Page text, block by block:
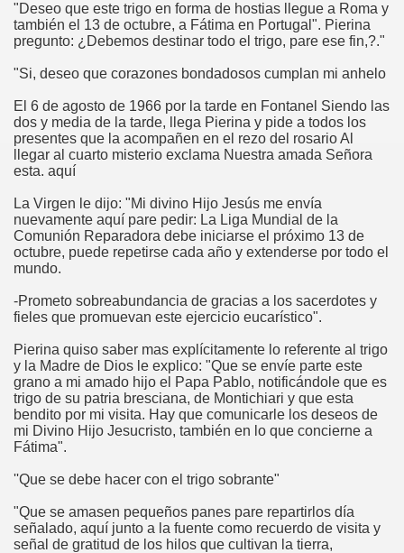
"Deseo que este trigo en forma de hostias llegue a Roma y
también el 13 de octubre, a Fátima en Portugal". Pierina
pregunto: ¿Debemos destinar todo el trigo, pare ese fin,?."
"Si, deseo que corazones bondadosos cumplan mi anhelo
El 6 de agosto de 1966 por la tarde en Fontanel Siendo las
dos y media de la tarde, llega Pierina y pide a todos los
presentes que la acompañen en el rezo del rosario Al
llegar al cuarto misterio exclama Nuestra amada Señora
esta. aquí
La Virgen le dijo: "Mi divino Hijo Jesús me envía
nuevamente aquí pare pedir: La Liga Mundial de la
Comunión Reparadora debe iniciarse el próximo 13 de
octubre, puede repetirse cada año y extenderse por todo el
mundo.
-Prometo sobreabundancia de gracias a los sacerdotes y
fieles que promuevan este ejercicio eucarístico".
Pierina quiso saber mas explícitamente lo referente al trigo
y la Madre de Dios le explico: "Que se envíe parte este
grano a mi amado hijo el Papa Pablo, notificándole que es
trigo de su patria bresciana, de Montichiari y que esta
bendito por mi visita. Hay que comunicarle los deseos de
mi Divino Hijo Jesucristo, también en lo que concierne a
Fátima".
''Que se debe hacer con el trigo sobrante"
"Que se amasen pequeños panes pare repartirlos día
señalado, aquí junto a la fuente como recuerdo de visita y
señal de gratitud de los hilos que cultivan la tierra,